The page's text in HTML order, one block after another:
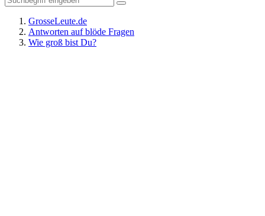
GrosseLeute.de
Antworten auf blöde Fragen
Wie groß bist Du?